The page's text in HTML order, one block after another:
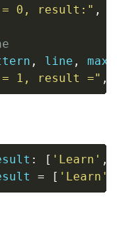
= 0, result:" ,
, line ,
= 1, result =" ,
: [ 'Learn' ,
= [ 'Learn'